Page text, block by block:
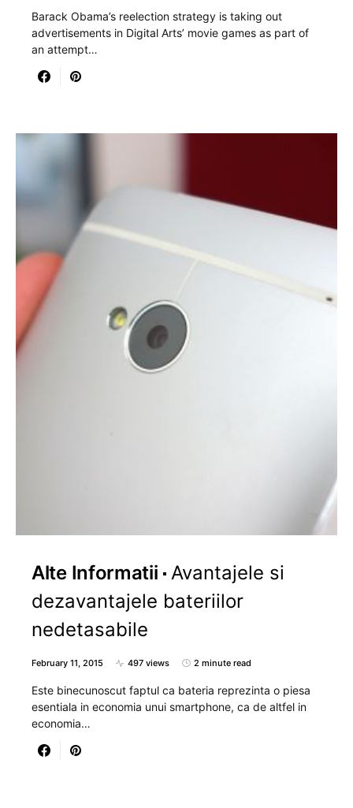
Barack Obama’s reelection strategy is taking out
advertisements in Digital Arts’ movie games as part of
an attempt…
Alte Informatii Avantajele si
dezavantajele bateriilor
nedetasabile
February 11, 2015 497 views 2 minute read
Este binecunoscut faptul ca bateria reprezinta o piesa
esentiala in economia unui smartphone, ca de altfel in
economia…